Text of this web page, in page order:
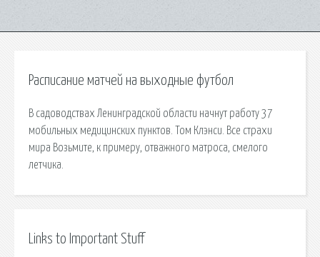
Расписание матчей на выходные футбол
В садоводствах Ленинградской области начнут работу 37
мобильных медицинских пунктов. Том Клэнси. Все страхи
мира Возьмите, к примеру, отважного матроса, смелого
летчика.
Links to Important Stuff